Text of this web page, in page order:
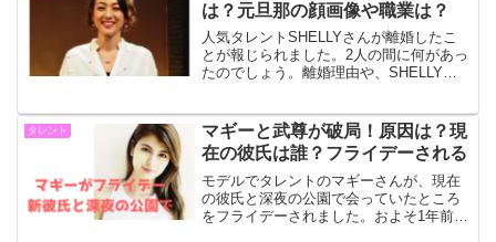
は？元旦那の顔画像や職業は？
人気タレントSHELLYさんが離婚したこ
とが報じられました。2人の間に何があっ
たのでしょう。離婚理由や、SHELLYさ
タレントのSHELLYさんが離婚したこと
が明ら...
タレント
マギーと武尊が破局！原因は？現
在の彼氏は誰？フライデーされる
モデルでタレントのマギーさんが、現在
の彼氏と深夜の公園で会っていたところ
をフライデーされました。およそ1年前に